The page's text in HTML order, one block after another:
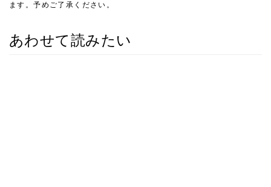
ます。予めご了承ください。
あわせて読みたい